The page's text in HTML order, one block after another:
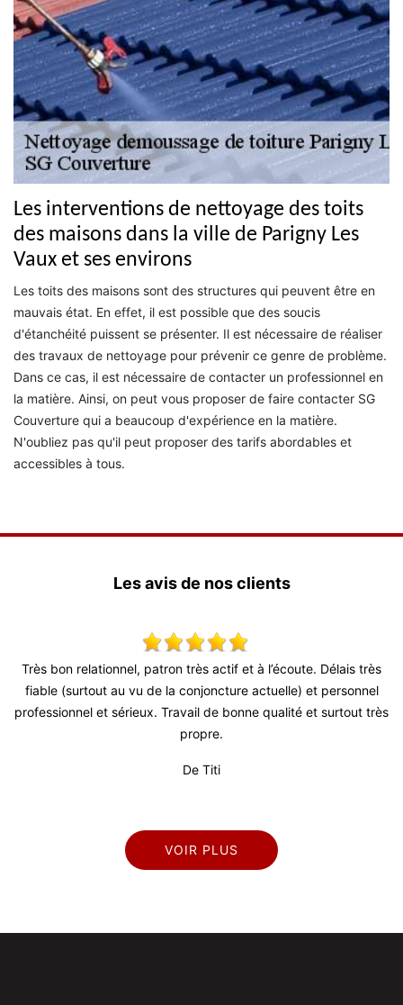
Les interventions de nettoyage des toits
des maisons dans la ville de Parigny Les
Vaux et ses environs
Les toits des maisons sont des structures qui peuvent être en
mauvais état. En effet, il est possible que des soucis
d'étanchéité puissent se présenter. Il est nécessaire de réaliser
des travaux de nettoyage pour prévenir ce genre de problème.
Dans ce cas, il est nécessaire de contacter un professionnel en
la matière. Ainsi, on peut vous proposer de faire contacter SG
Couverture qui a beaucoup d'expérience en la matière.
N'oubliez pas qu'il peut proposer des tarifs abordables et
accessibles à tous.
Les avis de nos clients
très
très
Tres bon travail pour repeindre mes volets. Conseils
délais courts, remise en place des volets rapide. Je conseille
VOIR PLUS